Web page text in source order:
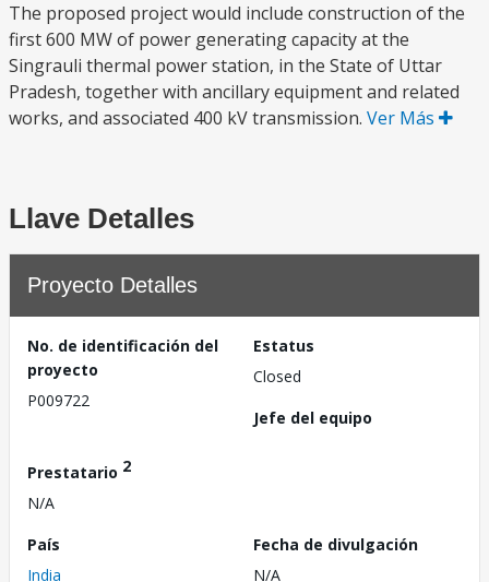
The proposed project would include construction of the
first 600 MW of power generating capacity at the
Singrauli thermal power station, in the State of Uttar
Pradesh, together with ancillary equipment and related
works, and associated 400 kV transmission. Ver Más
Llave Detalles
Proyecto Detalles
No. de identificación del
proyecto
P009722
Estatus
Closed
Jefe del equipo
Prestatario 2
N/A
País
India
Fecha de divulgación
N/A